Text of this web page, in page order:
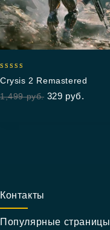
out of 5
Crysis 2 Remastered
1,499руб. 329 руб.
Контакты
Популярные страницы